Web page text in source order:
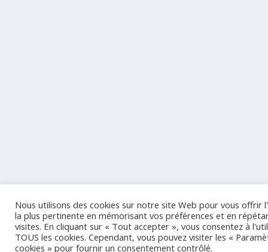
Nous utilisons des cookies sur notre site Web pour vous offrir
la plus pertinente en mémorisant vos préférences et en
visites. En cliquant sur « Tout accepter », vous consentez à
TOUS les cookies. Cependant, vous pouvez visiter les «
cookies » pour fournir un consentement contrôlé.